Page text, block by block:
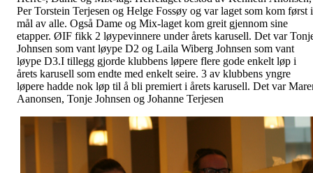
Per Torstein Terjesen og Helge Fossøy og var laget som kom først i
mål av alle. Også Dame og Mix-laget kom greit gjennom sine
etapper. ØIF fikk 2 løypevinnere under årets karusell. Det var
Johnsen som vant løype D2 og Laila Wiberg Johnsen som vant
løype D3.I tillegg gjorde klubbens løpere flere gode enkelt løp i
årets karusell som endte med enkelt seire. 3 av klubbens yngre
løpere hadde nok løp til å bli premiert i årets karusell. Det var
Aanonsen, Tonje Johnsen og Johanne Terjesen